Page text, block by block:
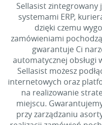
Sellasist
systemami ERP,
dzięki czemu
zamówieniami
gwarantuje Ci
automatycznej obsługi
Sellasist możesz
internetowych oraz
na realizowanie
miejscu.
przy zarządzaniu